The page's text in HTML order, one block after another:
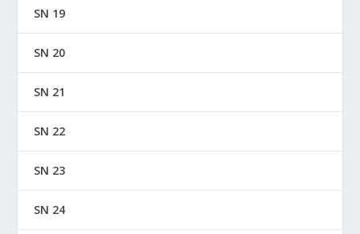
SN 19
SN 20
SN 21
SN 22
SN 23
SN 24